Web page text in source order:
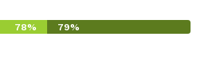
78% 79%